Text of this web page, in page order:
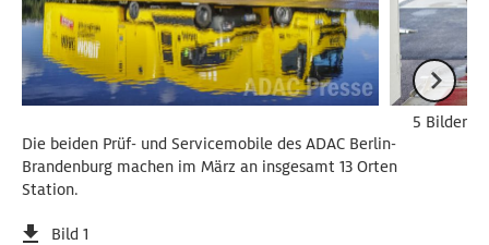
Die beiden Prüf- und Servicemobile des ADAC Berlin-
Brandenburg machen im März an insgesamt 13 Orten
Station.
Bild 1
5 Bilder